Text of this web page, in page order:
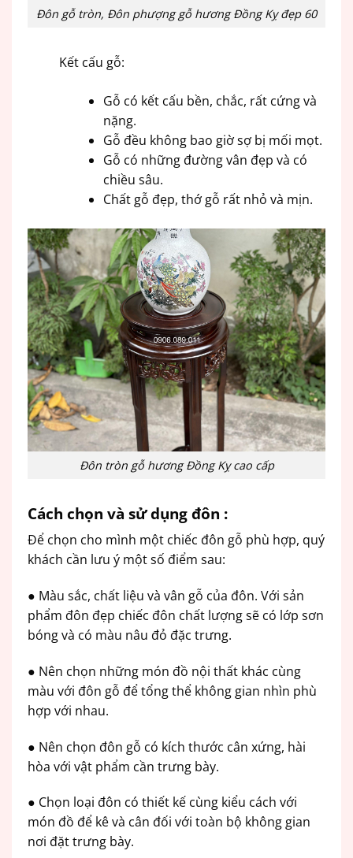
Đôn gỗ tròn, Đôn phượng gỗ hương Đồng Kỵ đẹp 60
Kết cấu gỗ:
Gỗ có kết cấu bền, chắc, rất cứng và
nặng.
Gỗ đều không bao giờ sợ bị mối mọt.
Gỗ có những đường vân đẹp và có
chiều sâu.
Chất gỗ đẹp, thớ gỗ rất nhỏ và mịn.
Đôn tròn gỗ hương Đồng Kỵ cao cấp
Cách chọn và sử dụng đôn :
Để chọn cho mình một chiếc đôn gỗ phù hợp, quý
khách cần lưu ý một số điểm sau:
● Màu sắc, chất liệu và vân gỗ của đôn. Với sản
phẩm đôn đẹp chiếc đôn chất lượng sẽ có lớp sơn
bóng và có màu nâu đỏ đặc trưng.
● Nên chọn những món đồ nội thất khác cùng
màu với đôn gỗ để tổng thể không gian nhìn phù
hợp với nhau.
● Nên chọn đôn gỗ có kích thước cân xứng, hài
hòa với vật phẩm cần trưng bày.
● Chọn loại đôn có thiết kế cùng kiểu cách với
món đồ để kê và cân đối với toàn bộ không gian
nơi đặt trưng bày.